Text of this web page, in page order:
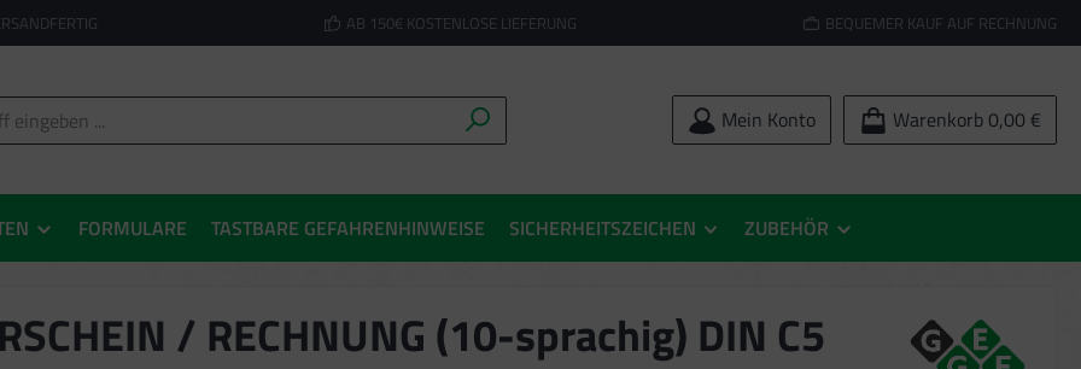
AB 150€ KOSTENLOSE LIEFERUNG BEQUEMER KAUF AUF RECHNUNG
Mein Konto Warenkorb 0,00 €
FORMULARE TASTBARE GEFAHRENHINWEISE SICHERHEITSZEICHEN ZUBEHÖR
/ RECHNUNG (10-sprachig) DIN C5